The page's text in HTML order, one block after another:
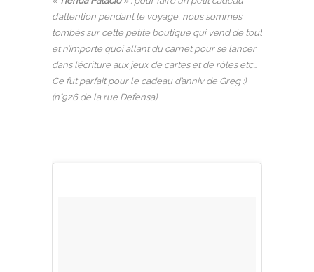
d’attention pendant le voyage, nous sommes
tombés sur cette petite boutique qui vend de tout
et n’importe quoi allant du carnet pour se lancer
dans l’écriture aux jeux de cartes et de rôles etc…
Ce fut parfait pour le cadeau d’anniv de Greg :)
(n°926 de la rue Defensa).